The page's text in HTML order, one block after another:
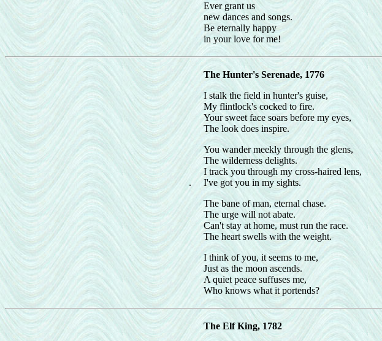
Ever grant us
new dances and songs.
Be eternally happy
in your love for me!
.
The Hunter's Serenade, 1776
I stalk the field in hunter's guise,
My flintlock's cocked to fire.
Your sweet face soars before my eyes,
The look does inspire.
You wander meekly through the glens,
The wilderness delights.
I track you through my cross-haired lens,
I've got you in my sights.
The bane of man, eternal chase.
The urge will not abate.
Can't stay at home, must run the race.
The heart swells with the weight.
I think of you, it seems to me,
Just as the moon ascends.
A quiet peace suffuses me,
Who knows what it portends?
The Elf King, 1782